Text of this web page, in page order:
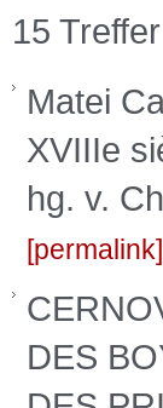
15 Treffer
Matei
XVIIIe
hg. v.
permalink
DES